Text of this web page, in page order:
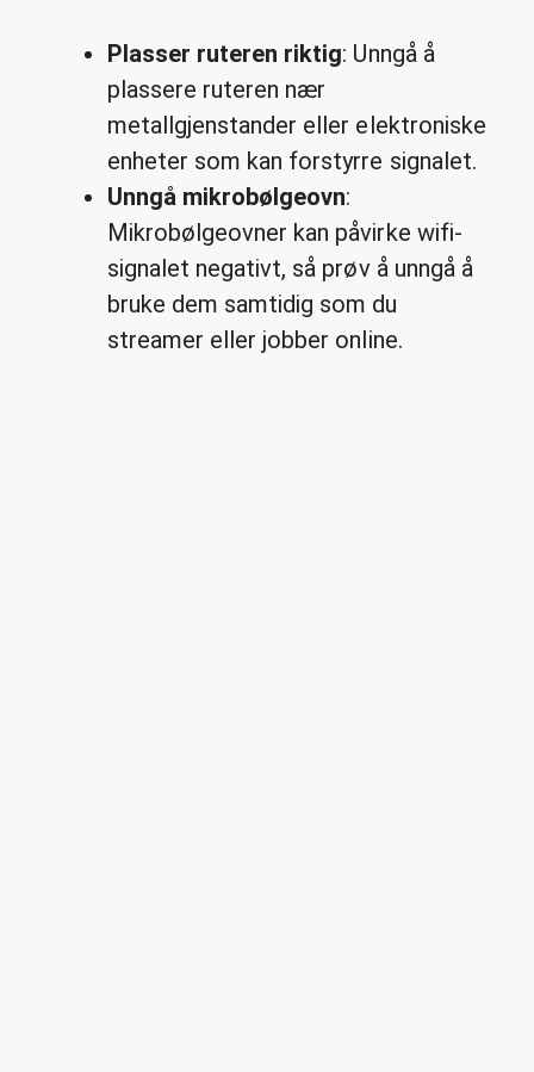
Plasser ruteren riktig: Unngå å
plassere ruteren nær
metallgjenstander eller elektroniske
enheter som kan forstyrre signalet.
Unngå mikrobølgeovn:
Mikrobølgeovner kan påvirke wifi-
signalet negativt, så prøv å unngå å
bruke dem samtidig som du
streamer eller jobber online.